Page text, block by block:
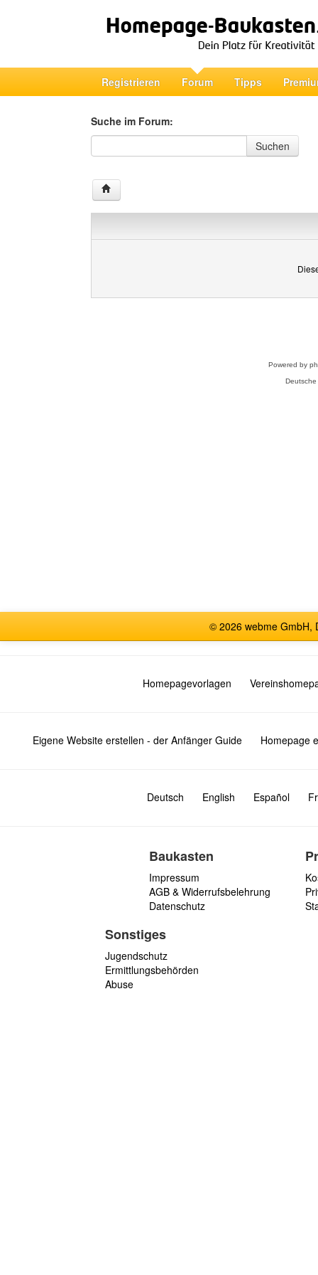
Registrieren Forum Tipps
Suche im Forum:
Suche im Forum
Suchen
Powered by
© 2026 webme GmbH,
Homepagevorlagen
Eigene Website erstellen - der Anfänger Guide Homepage
Deutsch English Español
Baukasten
Impressum
AGB & Widerrufsbelehrung
Datenschutz
Sonstiges
Jugendschutz
Ermittlungsbehörden
Abuse